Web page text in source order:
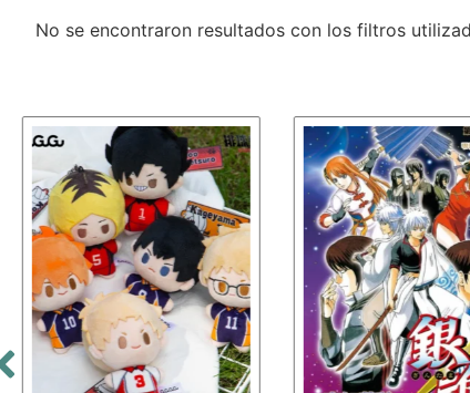
No se encontraron resultados con los filtros